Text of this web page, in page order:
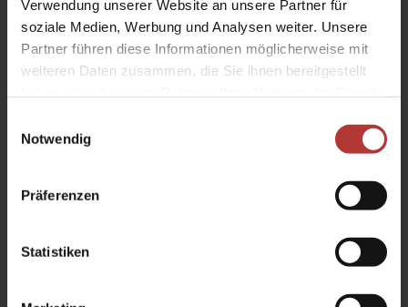
Verwendung unserer Website an unsere Partner für
soziale Medien, Werbung und Analysen weiter. Unsere
Partner führen diese Informationen möglicherweise mit
weiteren Daten zusammen, die Sie ihnen bereitgestellt
Notwendig
Präferenzen
Statistiken
ab Zürich, Genf mit Zuschlag
qualifizierte isländische, englisch- bzw.